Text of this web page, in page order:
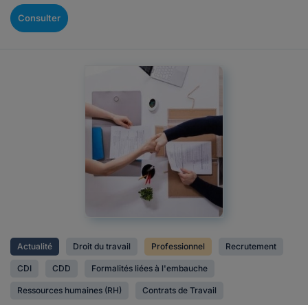
Consulter
Actualité Droit du travail Professionnel Recrutement
CDI CDD Formalités liées à l'embauche
Ressources humaines (RH) Contrats de Travail